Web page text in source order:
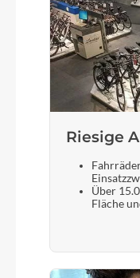
Shimano 105
Acros
Riesige
Über
Fläche